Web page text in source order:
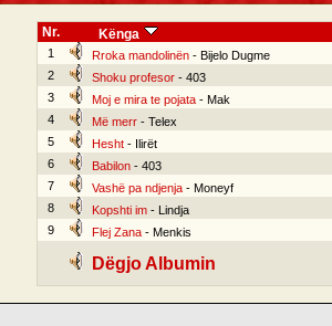
Nr. Kënga
1 Rroka mandolinën- Bijelo Dugme
2
Shoku profesor- 403
3
Moj e mira te pojata- Mak
4
Më merr- Telex
5
Hesht- Ilirët
6
Babilon- 403
7
Vashë pa ndjenja- Moneyf
8
Kopshti im- Lindja
9
Flej Zana- Menkis
Dëgjo Albumin